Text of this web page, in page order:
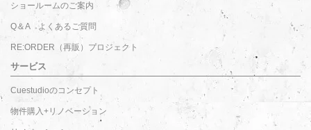
ショールームのご案内
Q＆A よくあるご質問
RE:ORDER（再販）プロジェクト
サービス
Cuestudioのコンセプト
物件購入+リノベーション